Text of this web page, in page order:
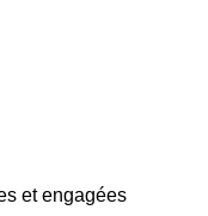
et engagées